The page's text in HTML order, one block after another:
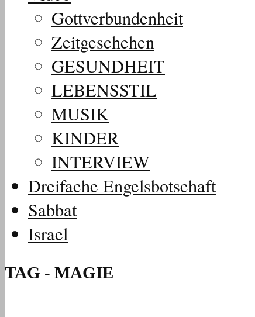
Gottverbundenheit
Zeitgeschehen
GESUNDHEIT
LEBENSSTIL
MUSIK
KINDER
INTERVIEW
Dreifache Engelsbotschaft
Sabbat
Israel
TAG - MAGIE